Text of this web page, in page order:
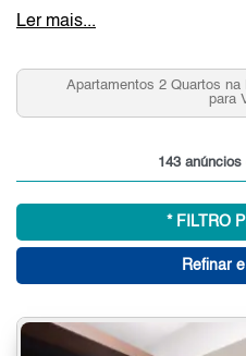
Ler mais...
Zona Oeste, SP
143
* FILTRO
Refinar